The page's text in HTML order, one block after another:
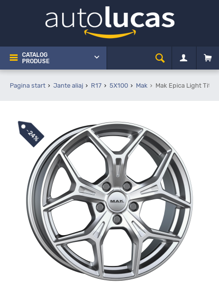
CATALOG
PRODUSE
Pagina start Jante aliaj R17 5X100 Mak Mak Epica Light
-24%